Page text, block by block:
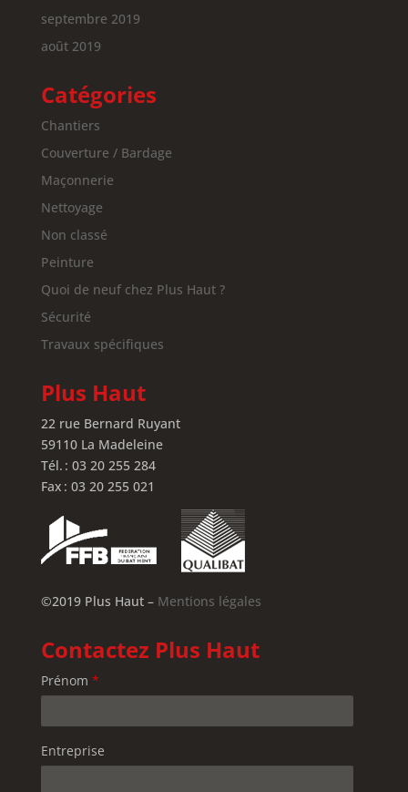
septembre 2019
août 2019
Catégories
Chantiers
Couverture / Bardage
Maçonnerie
Nettoyage
Non classé
Peinture
Quoi de neuf chez Plus Haut ?
Sécurité
Travaux spécifiques
Plus Haut
22 rue Bernard Ruyant
59110 La Madeleine
Tél. : 03 20 255 284
Fax : 03 20 255 021
©2019 Plus Haut – Mentions légales
Contactez Plus Haut
Prénom *
Entreprise